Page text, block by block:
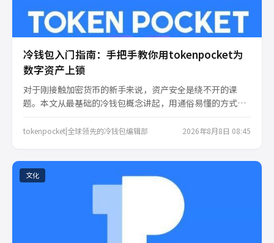
冷钱包入门指南：手把手教你用tokenpocket为
数字资产上锁
对于刚接触加密货币的新手来说，资产安全是绕不开的课
题。本文从最基础的冷钱包概念讲起，用通俗易懂的方式带
tokenpocket这款全球领先的冷钱包，一步步为你的数字资
tokenpocket|全球领先的冷钱包编辑部 2026年8月8日 08:45
文化